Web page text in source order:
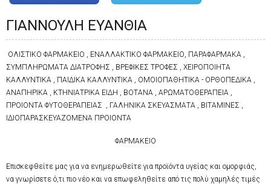
ΓΙΑΝΝΟΥΛΗ ΕΥΑΝΘΙΑ
ΟΛΙΣΤΙΚΟ ΦΑΡΜΑΚΕΙΟ , ΕΝΑΛΛΑΚΤΙΚΟ ΦΑΡΜΑΚΕΙΟ, ΠΑΡΑΦΑΡΜΑΚΑ ,
ΣΥΜΠΛΗΡΩΜΑΤΑ ΔΙΑΤΡΟΦΗΣ , ΒΡΕΦΙΚΕΣ ΤΡΟΦΕΣ , ΧΕΙΡΟΠΟΙΗΤΑ
ΚΑΛΛΥΝΤΙΚΑ , ΠΑΙΔΙΚΑ ΚΑΛΛΥΝΤΙΚΑ , ΟΜΟΙΟΠΑΘΗΤΙΚΑ - ΟΡΘΟΠΕΔΙΚΑ ,
ΑΝΑΠΗΡΙΚΑ , ΚΤΗΝΙΑΤΡΙΚΑ ΕΙΔΗ , ΒΟΤΑΝΑ , ΑΡΩΜΑΤΟΘΕΡΑΠΕΙΑ ,
ΠΡΟΙΟΝΤΑ ΦΥΤΟΘΕΡΑΠΕΙΑΣ , ΓΑΛΗΝΙΚΑ ΣΚΕΥΑΣΜΑΤΑ , ΒΙΤΑΜΙΝΕΣ ,
ΙΔΙΟΠΑΡΑΣΚΕΥΑΖΟΜΕΝΑ ΠΡΟΙΟΝΤΑ
ΦΑΡΜΑΚΕΙΟ
Επισκεφθείτε μας για να ενημερωθείτε για προϊόντα υγείας και ομορφιάς,
να γνωρίσετε ό,τι πιο νέο και να επωφεληθείτε από τις πολύ χαμηλές τιμές